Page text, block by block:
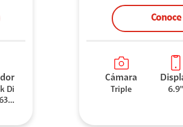
Di
Cámara
Triple 6.9"